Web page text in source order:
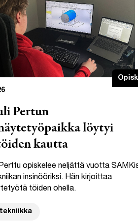
Pertun
löytyi
kautta
opiskelee neljättä vuotta
insinööriksi. Hän kirjoittaa
töiden ohella.